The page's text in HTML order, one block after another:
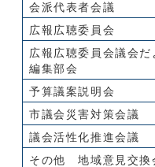
会派代表者会議
広報広聴委員会
広報広聴委員会議会だ
編集部会
予算議案説明会
市議会災害対策会議
議会活性化推進会議
その他 地域意見交換